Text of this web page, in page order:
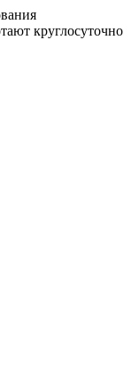
круглосуточно